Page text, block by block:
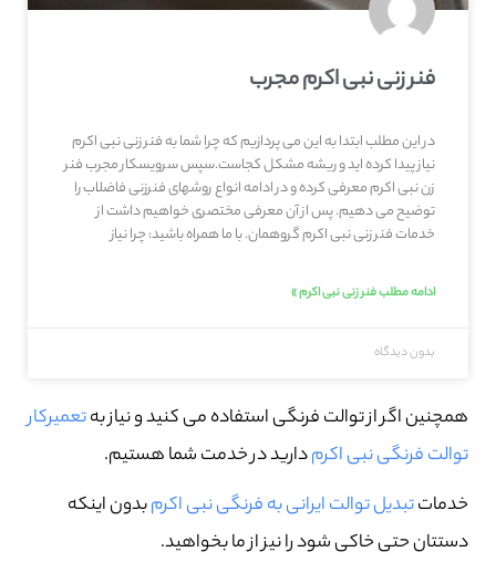
فنر زنی نبی اکرم مجرب
در این مطلب ابتدا به این می پردازیم که چرا شما به فنر زنی نبی اکرم
نیاز پیدا کرده اید و ریشه مشکل کجاست.سپس سرویسکار مجرب فنر
زن نبی اکرم معرفی کرده و در ادامه انواع روشهای فنرزنی فاضلاب را
توضیح می دهیم. پس از آن معرفی مختصری خواهیم داشت از
خدمات فنر زنی نبی اکرم گروهمان. با ما همراه باشید: چرا نیاز
ادامه مطلب فنر زنی نبی اکرم »
بدون دیدگاه
همچنین اگر از توالت فرنگی استفاده می کنید و نیاز بهتعمیرکار
توالت فرنگی نبی اکرمدارید در خدمت شما هستیم.
خدماتتبدیل توالت ایرانی به فرنگی نبی اکرمبدون اینکه
دستتان حتی خاکی شود را نیز از ما بخواهید.